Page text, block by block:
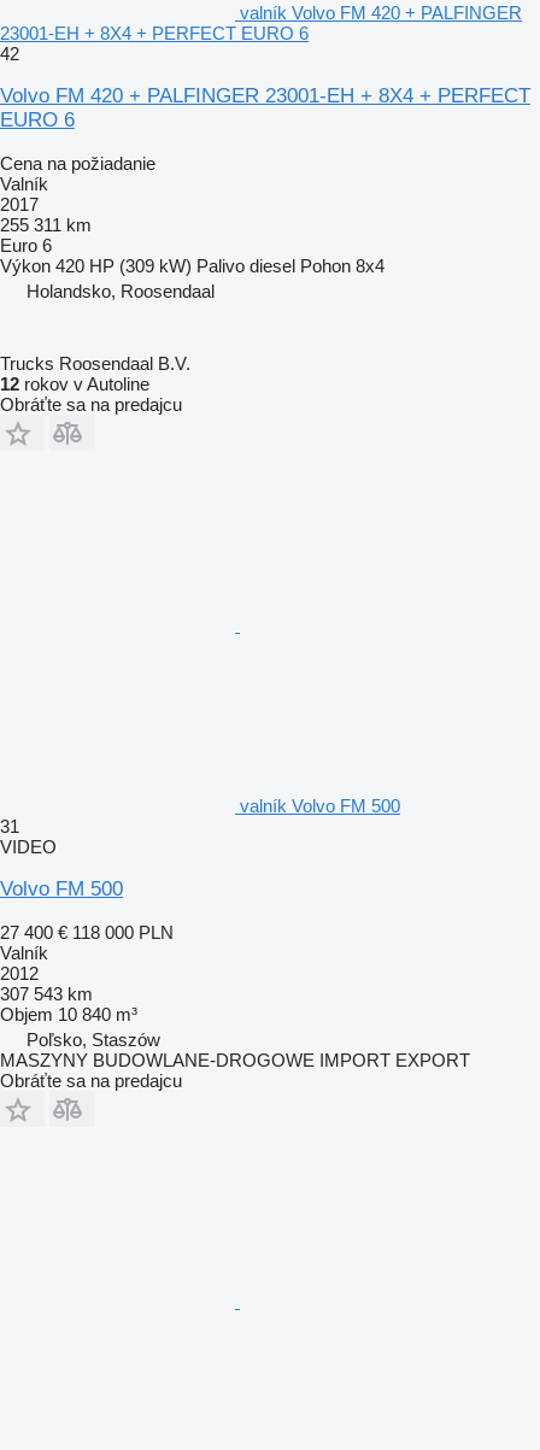
valník Volvo FM 420 + PALFINGER
23001-EH + 8X4 + PERFECT EURO 6
42
Volvo FM 420 + PALFINGER 23001-EH + 8X4 + PERFECT
EURO 6
Cena na požiadanie
Valník
2017
255 311 km
Euro 6
Výkon 420 HP (309 kW) Palivo diesel Pohon 8x4
Holandsko, Roosendaal
Trucks Roosendaal B.V.
12 rokov v Autoline
Obráťte sa na predajcu
valník Volvo FM 500
31
VIDEO
Volvo FM 500
27 400 € 118 000 PLN
Valník
2012
307 543 km
Objem 10 840 m³
Poľsko, Staszów
MASZYNY BUDOWLANE-DROGOWE IMPORT EXPORT
Obráťte sa na predajcu